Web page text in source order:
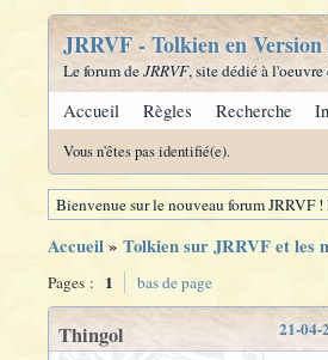
JRRVF - Tolkien en
Le forum deJRRVF, site dédié à
Accueil Règles Recherche
Vous n'êtes pas identifié(e).
Bienvenue sur le nouveau forum JRRVF
Accueil» Tolkien sur JRRVF et les
Pages : 1 bas de page
21-04-
Thingol